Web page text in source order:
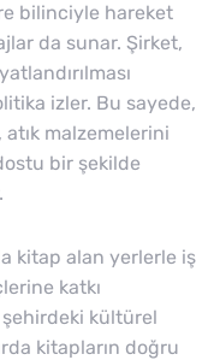
bilinciyle hareket
da sunar. Şirket,
izler. Bu sayede,
malzemelerini
bir şekilde
kitap alan yerlerle iş
katkı
şehirdeki kültürel
kitapların doğru